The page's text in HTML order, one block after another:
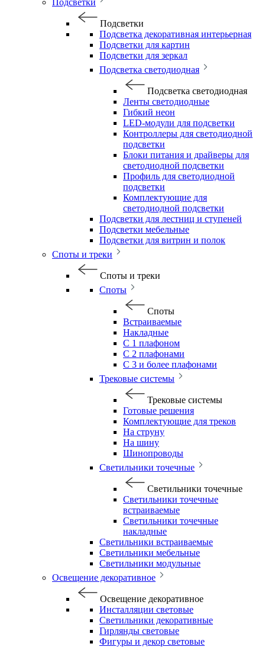
Подсветки
Подсветки
Подсветка декоративная интерьерная
Подсветки для картин
Подсветки для зеркал
Подсветка светодиодная
Подсветка светодиодная
Ленты светодиодные
Гибкий неон
LED-модули для подсветки
Контроллеры для светодиодной
подсветки
Блоки питания и драйверы для
светодиодной подсветки
Профиль для светодиодной
подсветки
Комплектующие для
светодиодной подсветки
Подсветки для лестниц и ступеней
Подсветки мебельные
Подсветки для витрин и полок
Споты и треки
Споты и треки
Споты
Споты
Встраиваемые
Накладные
С 1 плафоном
С 2 плафонами
С 3 и более плафонами
Трековые системы
Трековые системы
Готовые решения
Комплектующие для треков
На струну
На шину
Шинопроводы
Светильники точечные
Светильники точечные
Светильники точечные
встраиваемые
Светильники точечные
накладные
Светильники встраиваемые
Светильники мебельные
Светильники модульные
Освещение декоративное
Освещение декоративное
Инсталляции световые
Светильники декоративные
Гирлянды световые
Фигуры и декор световые